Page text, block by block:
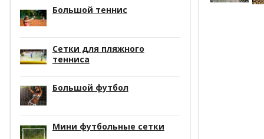
Большой теннис
Сетки для пляжного
тенниса
Большой футбол
Мини футбольные сетки